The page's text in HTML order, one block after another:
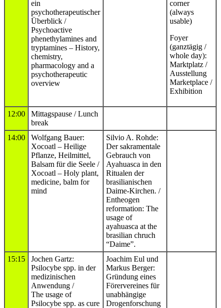
ein
psychotherapeutischer
Überblick /
Psychoactive
phenethylamines and
tryptamines – History,
chemistry,
pharmacology and a
psychotherapeutic
overview
corner
(always
usable)
Foyer
(ganztägig /
whole day):
Marktplatz /
Ausstellung
Marketplace /
Exhibition
12:00
Mittagspause / Lunch
break
14:00
Wolfgang Bauer:
Xocoatl – Heilige
Pflanze, Heilmittel,
Balsam für die Seele /
Xocoatl – Holy plant,
medicine, balm for
mind
Silvio A. Rohde:
Der sakramentale
Gebrauch von
Ayahuasca in den
Ritualen der
brasilianischen
Daime-Kirchen. /
Entheogen
reformation: The
usage of
ayahuasca at the
brasilian chruch
“Daime”.
15:15
Jochen Gartz:
Psilocybe spp. in der
medizinischen
Anwendung /
The usage of
Psilocybe spp. as cure
Joachim Eul und
Markus Berger:
Gründung eines
Förervereines für
unabhängige
Drogenforschung